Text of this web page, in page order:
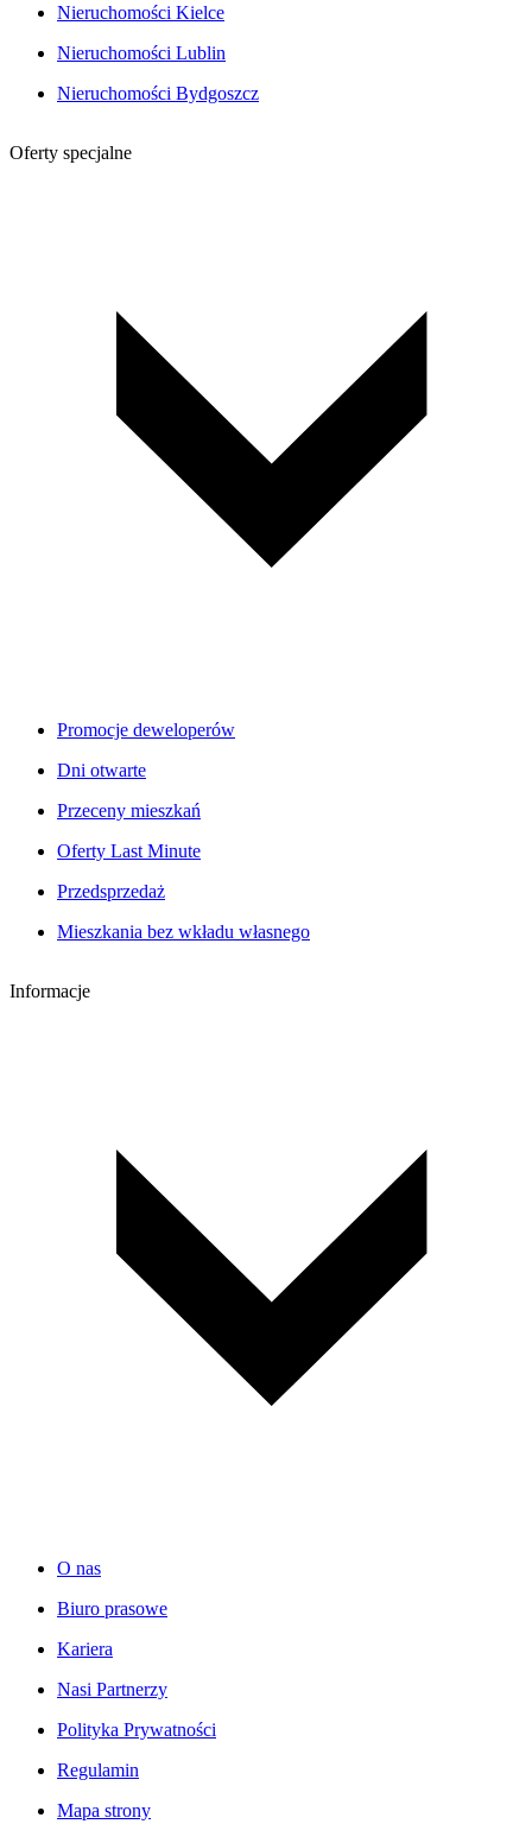
Nieruchomości Kielce
Nieruchomości Lublin
Nieruchomości Bydgoszcz
Oferty specjalne
Promocje deweloperów
Dni otwarte
Przeceny mieszkań
Oferty Last Minute
Przedsprzedaż
Mieszkania bez wkładu własnego
Informacje
O nas
Biuro prasowe
Kariera
Nasi Partnerzy
Polityka Prywatności
Regulamin
Mapa strony